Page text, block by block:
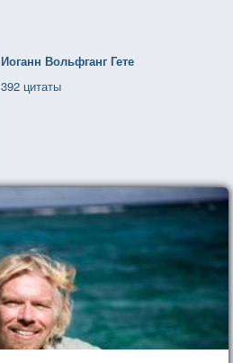
Иоганн Вольфганг Гете
392 цитаты